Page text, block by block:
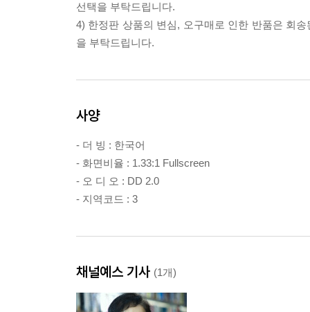
선택을 부탁드립니다.
4) 한정판 상품의 변심, 오구매로 인한 반품은 회
을 부탁드립니다.
사양
- 더 빙 : 한국어
- 화면비율 : 1.33:1 Fullscreen
- 오 디 오 : DD 2.0
- 지역코드 : 3
채널예스 기사 (1개)